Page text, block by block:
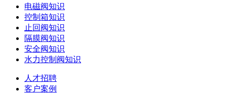
电磁阀知识
控制箱知识
止回阀知识
隔膜阀知识
安全阀知识
水力控制阀知识
人才招聘
客户案例